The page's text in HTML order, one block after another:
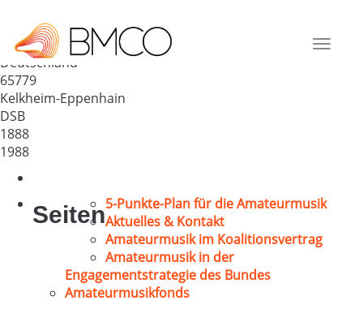
Toggle
Eppenhain e.V.
Deutschland
65779
Kelkheim-Eppenhain
DSB
1888
1988
Seiten5-Punkte-Plan für die Amateurmusik
Aktuelles & Kontakt
Amateurmusik im Koalitionsvertrag
Amateurmusik in der
Engagementstrategie des Bundes
Amateurmusikfonds